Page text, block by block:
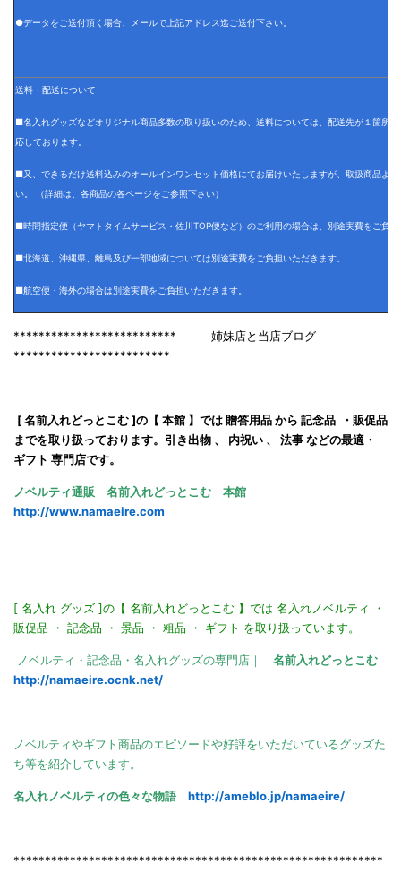
●データをご送付頂く場合、メールで上記アドレス迄ご送付下さい。
送料・配送について
■名入れグッズなどオリジナル商品多数の取り扱いのため、送料については、配送先が１箇所
応しております。
■又、できるだけ送料込みのオールインワンセット価格にてお届けいたしますが、取扱商品よ
い。 （詳細は、各商品の各ページをご参照下さい）
■時間指定便（ヤマトタイムサービス・佐川TOP便など）のご利用の場合は、別途実費をご負
■北海道、沖縄県、離島及び一部地域については別途実費をご負担いただきます。
■航空便・海外の場合は別途実費をご負担いただきます。
************************** 姉妹店と当店ブログ
*************************
[ 名前入れどっとこむ ]の【 本館 】では 贈答用品 から 記念品 ・販促品
までを取り扱っております。 引き出物 、 内祝い 、 法事 などの最適・
ギフト 専門店です。
ノベルティ通販 名前入れどっとこむ 本館
http://www.namaeire.com
[ 名入れ グッズ ]の【 名前入れどっとこむ 】では 名入れノベルティ ・
販促品 ・ 記念品 ・ 景品 ・ 粗品 ・ ギフト を取り扱っています。
ノベルティ・記念品・名入れグッズの専門店｜ 名前入れどっとこむ
http://namaeire.ocnk.net/
ノベルティやギフト商品のエピソードや好評をいただいているグッズた
ち等を紹介しています。
名入れノベルティの色々な物語 http://ameblo.jp/namaeire/
***********************************************************